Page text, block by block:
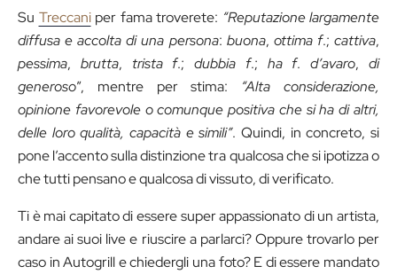
Su Treccaniper fama troverete: “Reputazione largamente
diffusa e accolta di una persona: buona, ottima f.;cattiva,
pessima, brutta, trista f.;dubbia f.; ha f.d’avaro,di
generoso”, mentre per stima: “Alta considerazione,
opinione favorevole o comunque positiva che si ha di altri,
delle loro qualità, capacità e simili”. Quindi, in concreto, si
pone l’accento sulla distinzione tra qualcosa che si ipotizza o
che tutti pensano e qualcosa di vissuto, di verificato.
Ti è mai capitato di essere super appassionato di un artista,
andare ai suoi live e riuscire a parlarci? Oppure trovarlo per
caso in Autogrill e chiedergli una foto? E di essere mandato